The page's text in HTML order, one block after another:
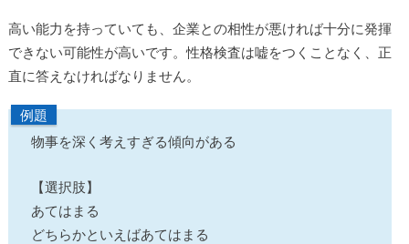
高い能力を持っていても、企業との相性が悪ければ十分に発揮
できない可能性が高いです。性格検査は嘘をつくことなく、正
直に答えなければなりません。
例題
物事を深く考えすぎる傾向がある
【選択肢】
あてはまる
どちらかといえばあてはまる